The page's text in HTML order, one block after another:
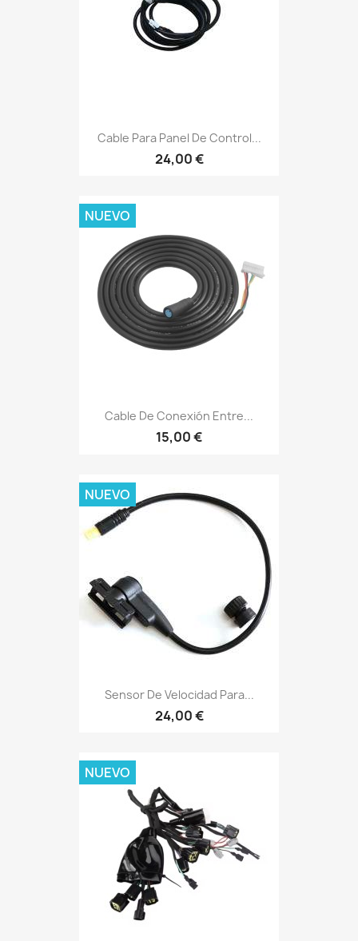
Cable Para Panel De Control...
24,00 €
Cable De Conexión Entre...
15,00 €
NUEVO
Sensor De Velocidad Para...
24,00 €
NUEVO
NUEVO